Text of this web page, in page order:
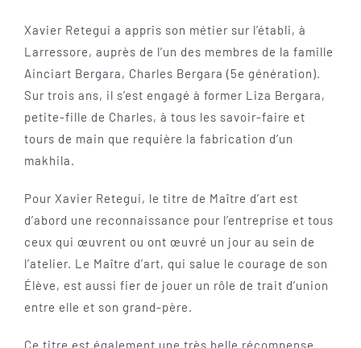
Xavier Retegui a appris son métier sur l’établi, à
Larressore, auprès de l’un des membres de la famille
Ainciart Bergara, Charles Bergara (5e génération).
Sur trois ans, il s’est engagé à former Liza Bergara,
petite-fille de Charles, à tous les savoir-faire et
tours de main que requière la fabrication d’un
makhila.
Pour Xavier Retegui, le titre de Maître d’art est
d’abord une reconnaissance pour l’entreprise et tous
ceux qui œuvrent ou ont œuvré un jour au sein de
l’atelier. Le Maître d’art, qui salue le courage de son
Élève, est aussi fier de jouer un rôle de trait d’union
entre elle et son grand-père.